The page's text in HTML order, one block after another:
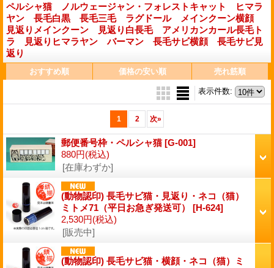
ペルシャ猫 ノルウェージャン・フォレストキャット
ヒマラ
ヤン
長毛白黒 長毛三毛 ラグドール
メインクーン横顔
見返りメインクーン
見返り白長毛
アメリカンカール長毛ト
ラ
見返りヒマラヤン バーマン 長毛サビ横顔
長毛サビ見
返り
おすすめ順 価格の安い順 売れ筋順
表示件数:
1 2 次»
郵便番号枠・ペルシャ猫[G-001]
880円(税込)
[在庫わずか]
(動物認印) 長毛サビ猫・見返り・ネコ（猫）
ミトメ71（平日お急ぎ発送可） [H-624]
2,530円(税込)
[販売中]
(動物認印) 長毛サビ猫・横顔・ネコ（猫）ミ